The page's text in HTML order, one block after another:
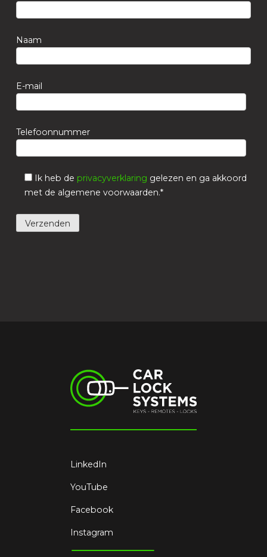
Naam
E-mail
Telefoonnummer
Ik heb de privacyverklaring gelezen en ga akkoord
met de algemene voorwaarden.*
LinkedIn
YouTube
Facebook
Instagram